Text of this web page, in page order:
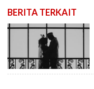
BERITA TERKAIT